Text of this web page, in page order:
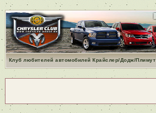
Клуб любителей автомобилей Крайслер/Додж/Плимут